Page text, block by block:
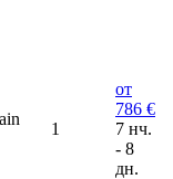
1
от
786 €
7 нч.
- 8
дн.